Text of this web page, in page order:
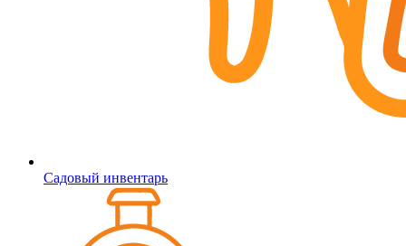
Садовый инвентарь